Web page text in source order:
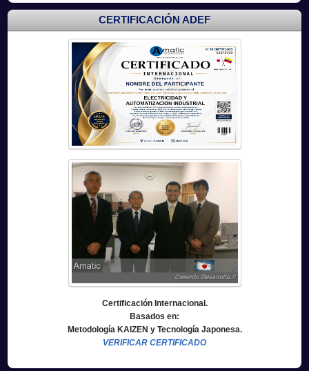
CERTIFICACIÓN ADEF
Certificación Internacional.
Basados en:
Metodología KAIZEN y Tecnología Japonesa.
VERIFICAR CERTIFICADO